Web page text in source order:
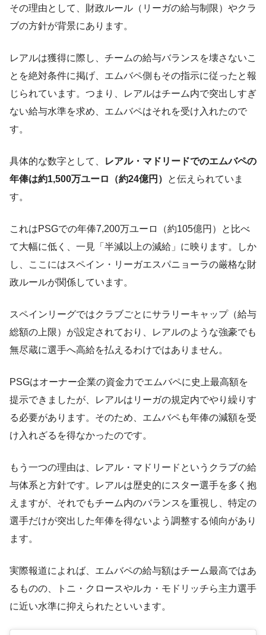
その理由として、財政ルール（リーガの給与制限）やクラ
ブの方針が背景にあります。
レアルは獲得に際し、チームの給与バランスを壊さないこ
とを絶対条件に掲げ、エムバペ側もその指示に従ったと報
じられています​。つまり、レアルはチーム内で突出しすぎ
ない給与水準を求め、エムバペはそれを受け入れたので
す。
具体的な数字として、
レアル・マドリードでのエムバペの
年俸は約1,500万ユーロ（約24億円）
と伝えられていま
す。
これはPSGでの年俸7,200万ユーロ（約105億円）と比べ
て大幅に低く、一見「半減以上の減給」に映ります。しか
し、ここにはスペイン・リーガエスパニョーラの厳格な財
政ルールが関係しています。
スペインリーグではクラブごとにサラリーキャップ（給与
総額の上限）が設定されており​、レアルのような強豪でも
無尽蔵に選手へ高給を払えるわけではありません。
PSGはオーナー企業の資金力でエムバペに史上最高額を
提示できましたが、レアルはリーガの規定内でやり繰りす
る必要があります。そのため、エムバペも年俸の減額を受
け入れざるを得なかったのです​。
もう一つの理由は、レアル・マドリードというクラブの給
与体系と方針です。レアルは歴史的にスター選手を多く抱
えますが、それでもチーム内のバランスを重視し、特定の
選手だけが突出した年俸を得ないよう調整する傾向があり
ます​。
実際報道によれば、エムバペの給与額はチーム最高ではあ
るものの、トニ・クロースやルカ・モドリッチら主力選手
に近い水準に抑えられたといいます​。